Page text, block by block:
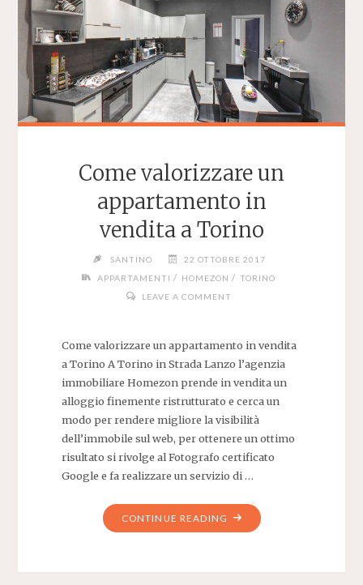
Come valorizzare un
appartamento in
vendita a Torino
SANTINO
22 OTTOBRE 2017
APPARTAMENTI / HOMEZON / TORINO
LEAVE A COMMENT
Come valorizzare un appartamento in vendita
a Torino A Torino in Strada Lanzo l’agenzia
immobiliare Homezon prende in vendita un
alloggio finemente ristrutturato e cerca un
modo per rendere migliore la visibilità
dell’immobile sul web, per ottenere un ottimo
risultato si rivolge al Fotografo certificato
Google e fa realizzare un servizio di …
CONTINUE READING "COME
APPARTAMENTO